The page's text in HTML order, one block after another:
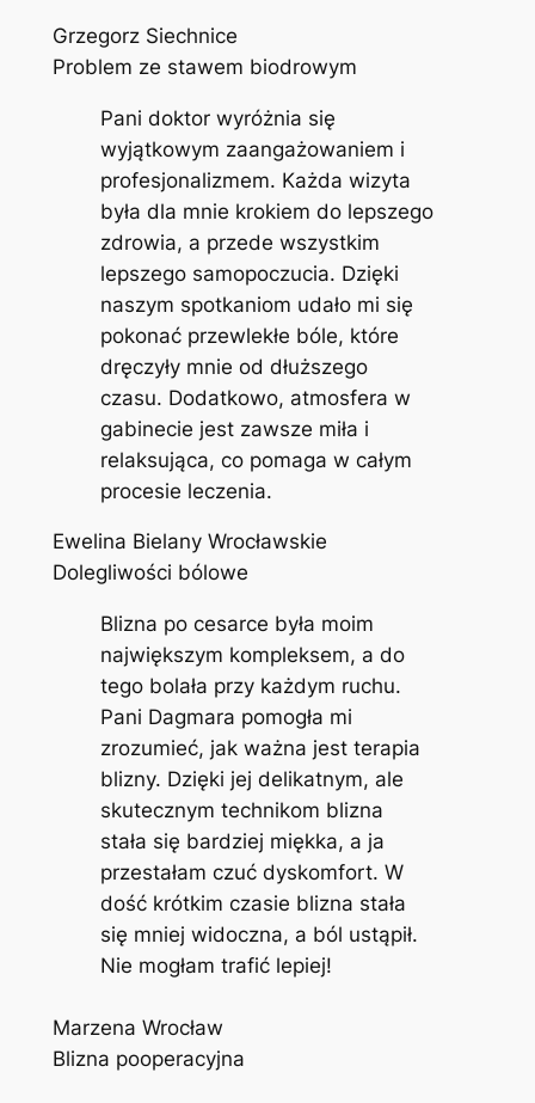
Grzegorz Siechnice
Problem ze stawem biodrowym
Pani doktor wyróżnia się
wyjątkowym zaangażowaniem i
profesjonalizmem. Każda wizyta
była dla mnie krokiem do lepszego
zdrowia, a przede wszystkim
lepszego samopoczucia. Dzięki
naszym spotkaniom udało mi się
pokonać przewlekłe bóle, które
dręczyły mnie od dłuższego
czasu. Dodatkowo, atmosfera w
gabinecie jest zawsze miła i
relaksująca, co pomaga w całym
procesie leczenia.
Ewelina Bielany Wrocławskie
Dolegliwości bólowe
Blizna po cesarce była moim
największym kompleksem, a do
tego bolała przy każdym ruchu.
Pani Dagmara pomogła mi
zrozumieć, jak ważna jest terapia
blizny. Dzięki jej delikatnym, ale
skutecznym technikom blizna
stała się bardziej miękka, a ja
przestałam czuć dyskomfort. W
dość krótkim czasie blizna stała
się mniej widoczna, a ból ustąpił.
Nie mogłam trafić lepiej!
Marzena Wrocław
Blizna pooperacyjna